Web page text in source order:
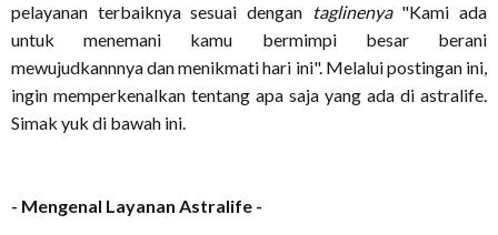
pelayanan terbaiknya sesuai dengan taglinenya"Kami ada
untuk menemani kamu bermimpi besar berani
mewujudkannnya dan menikmati hari ini". Melalui postingan ini,
ingin memperkenalkan tentang apa saja yang ada di astralife.
Simak yuk di bawah ini.
- Mengenal Layanan Astralife -